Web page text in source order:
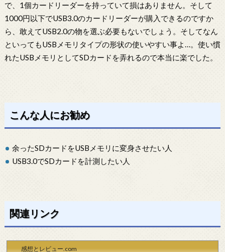
で、1個カードリーダーを持っていて損はありません。そして
1000円以下でUSB3.0のカードリーダーが購入できるのですか
ら、敢えてUSB2.0の物を選ぶ必要もないでしょう。そしてなん
といってもUSBメモリタイプの形状の使いやすい事よ…。使い慣
れたUSBメモリとしてSDカードを弄れるので本当に楽でした。
こんな人にお勧め
余ったSDカードをUSBメモリに変身させたい人
USB3.0でSDカードを計測したい人
関連リンク
感想とレビュー.com